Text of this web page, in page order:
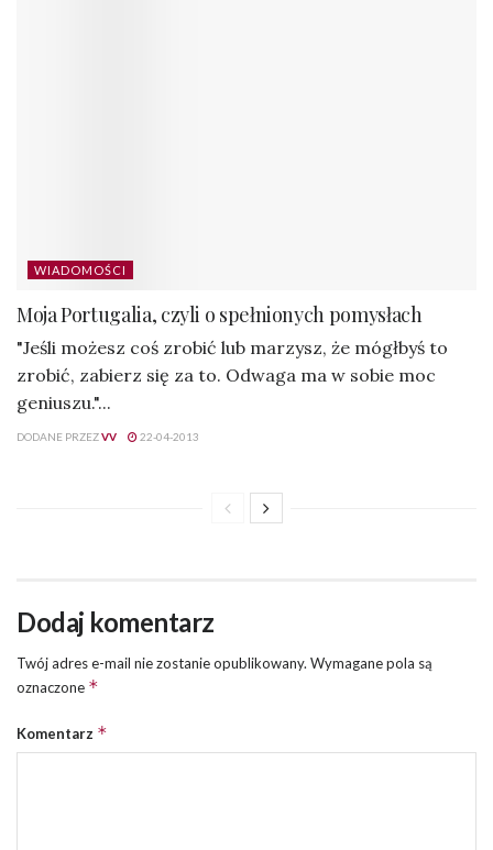
WIADOMOŚCI
Moja Portugalia, czyli o spełnionych pomysłach
"Jeśli możesz coś zrobić lub marzysz, że mógłbyś to
zrobić, zabierz się za to. Odwaga ma w sobie moc
geniuszu."...
DODANE PRZEZVV 22-04-2013
Dodaj komentarz
Twój adres e-mail nie zostanie opublikowany. Wymagane pola są
oznaczone *
Komentarz *